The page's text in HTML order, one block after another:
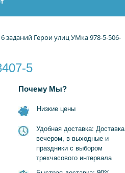
заданий Герои улиц УМка 978-5-506-
5
Почему Мы?
Низкие цены
Удобная доставка: Доставка
вечером, в выходные и
праздники с выбором
трехчасового интервала